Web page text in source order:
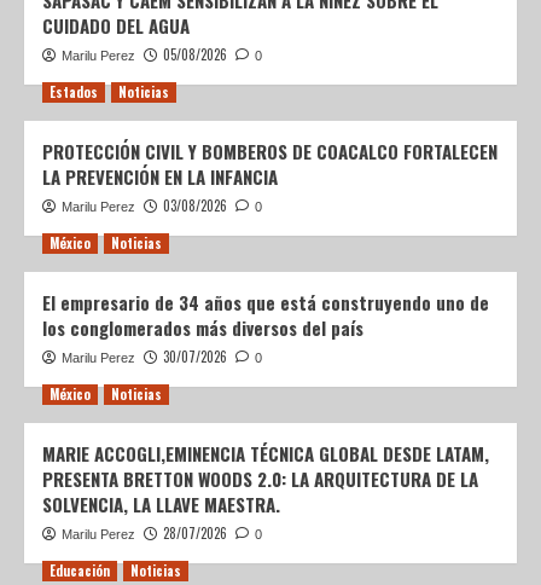
CUIDADO DEL AGUA
Marilu Perez 05/08/2026 0
Estados Noticias
PROTECCIÓN CIVIL Y BOMBEROS DE COACALCO FORTALECEN
LA PREVENCIÓN EN LA INFANCIA
Marilu Perez 03/08/2026 0
México Noticias
El empresario de 34 años que está construyendo uno de
los conglomerados más diversos del país
Marilu Perez 30/07/2026 0
México Noticias
MARIE ACCOGLI,EMINENCIA TÉCNICA GLOBAL DESDE LATAM,
PRESENTA BRETTON WOODS 2.0: LA ARQUITECTURA DE LA
SOLVENCIA, LA LLAVE MAESTRA.
Marilu Perez 28/07/2026 0
Educación Noticias